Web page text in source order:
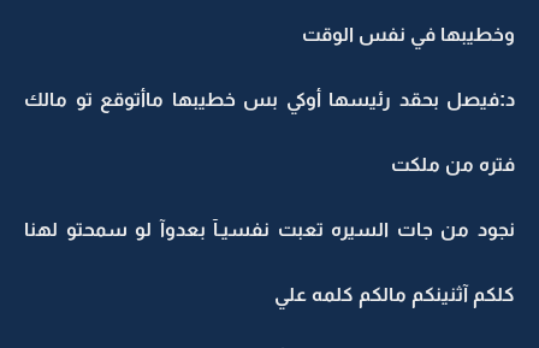
وخطيبها في نفس الوقت
د:فيصل بحقد رئيسها أوكي بس خطيبها ماأتوقع تو مالك
فتره من ملكت
نجود من جات السيره تعبت نفسيـآ بعدوآ لو سمحتو لهنا
كلكم آثنينكم مالكم كلمه علي